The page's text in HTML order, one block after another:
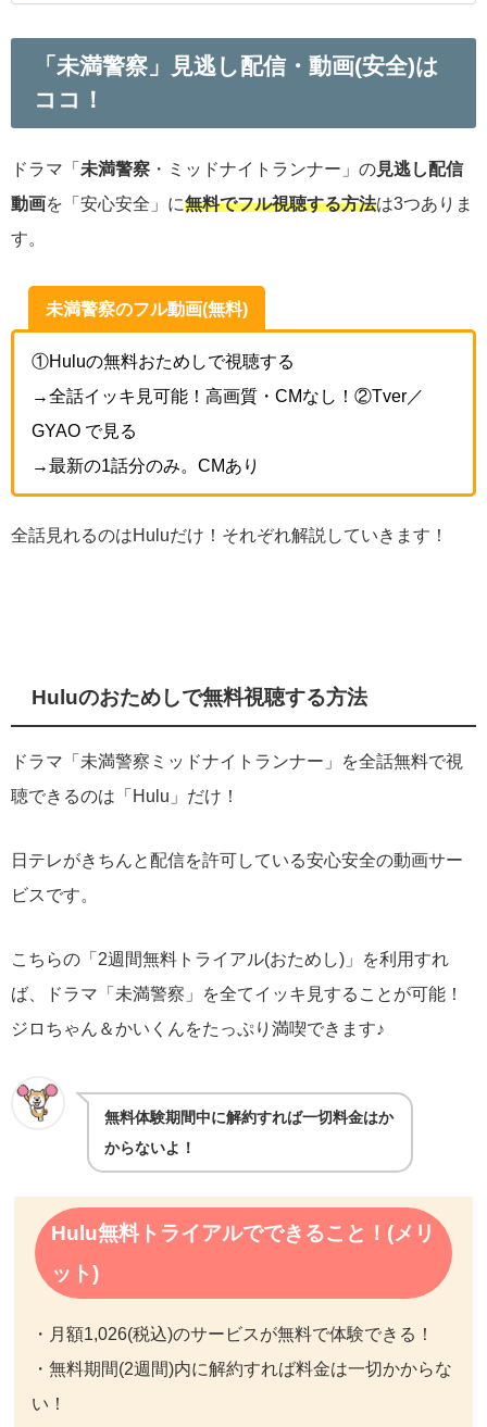
「未満警察」見逃し配信・動画(安全)は
ココ！
ドラマ「 未満警察 ・ミッドナイトランナー」の見逃し配信
動画を「安心安全」に無料でフル視聴する方法は3つありま
す。
未満警察のフル動画(無料)
①Huluの無料おためしで視聴する
→全話イッキ見可能！高画質・CMなし！②Tver／
GYAO で見る
→最新の1話分のみ。CMあり
全話見れるのはHuluだけ！それぞれ解説していきます！
Huluのおためしで無料視聴する方法
ドラマ「未満警察ミッドナイトランナー」を全話無料で視
聴できるのは「Hulu」だけ！
日テレがきちんと配信を許可している安心安全の動画サー
ビスです。
こちらの「2週間無料トライアル(おためし)」を利用すれ
ば、ドラマ「未満警察」を全てイッキ見することが可能！
ジロちゃん＆かいくんをたっぷり満喫できます♪
無料体験期間中に解約すれば一切料金はか
からないよ！
Hulu無料トライアルでできること！(メリ
ット)
・月額1,026(税込)のサービスが無料で体験できる！
・無料期間(2週間)内に解約すれば料金は一切かからな
い！